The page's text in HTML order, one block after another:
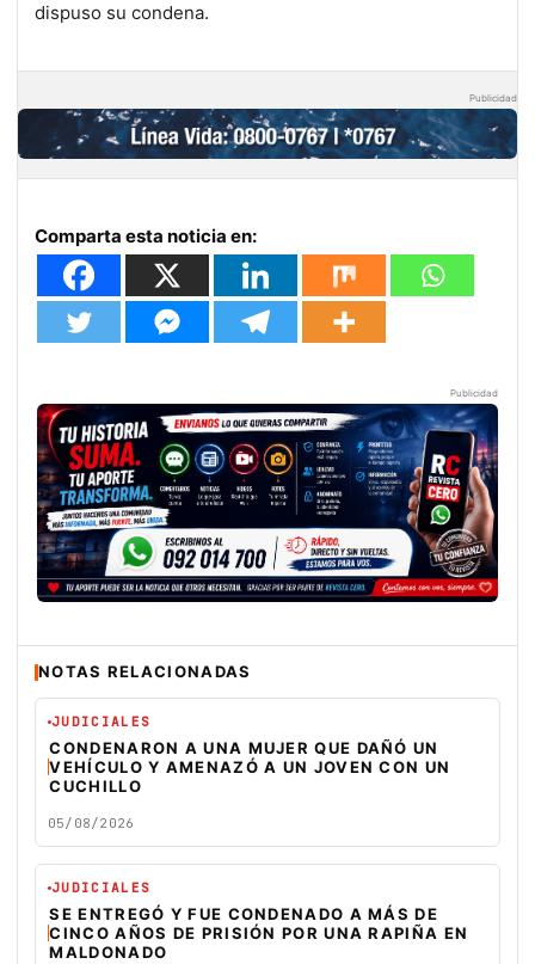
dispuso su condena.
Publicidad
Comparta esta noticia en:
Publicidad
NOTAS RELACIONADAS
JUDICIALES
CONDENARON A UNA MUJER QUE DAÑÓ UN
VEHÍCULO Y AMENAZÓ A UN JOVEN CON UN
CUCHILLO
05/08/2026
JUDICIALES
SE ENTREGÓ Y FUE CONDENADO A MÁS DE
CINCO AÑOS DE PRISIÓN POR UNA RAPIÑA EN
MALDONADO